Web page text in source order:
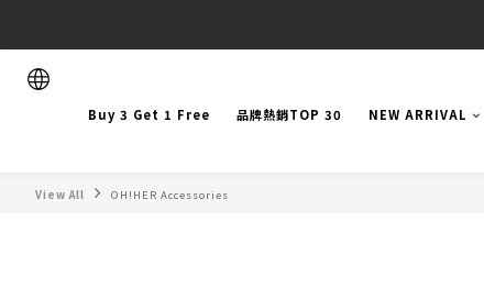
Buy 3 Get 1 Free 品牌熱銷TOP 30 NEW ARRIVAL
View All OH!HER Accessories